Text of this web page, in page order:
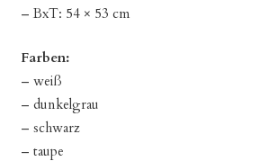
– BxT: 54 × 53 cm
Farben:
– weiß
– dunkelgrau
– schwarz
– taupe